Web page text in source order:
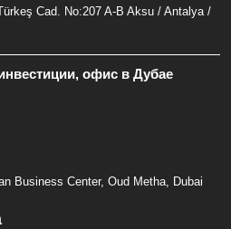
Cad. No:207 A-B Aksu / Antalya /
офис в Дубае
Business Center, Oud Metha, Dubai